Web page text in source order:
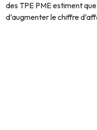
des TPE PME estiment
d’augmenter le chiffre